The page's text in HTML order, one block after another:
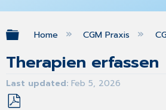
Expand/collapse
Home CGM Praxis
Therapien erfassen
Last updated Feb 5, 2026